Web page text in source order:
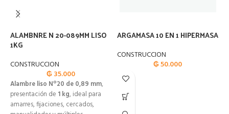
ALAMBNRE N 20-089MM LISO
1KG
CONSTRUCCION
₲ 35.000
Alambre liso Nº20 de 0,89 mm,
presentación de 1 kg, ideal para
amarres, fijaciones, cercados,
ARGAMASA 10 EN 1 HIPERMASA
CONSTRUCCION
₲50.000